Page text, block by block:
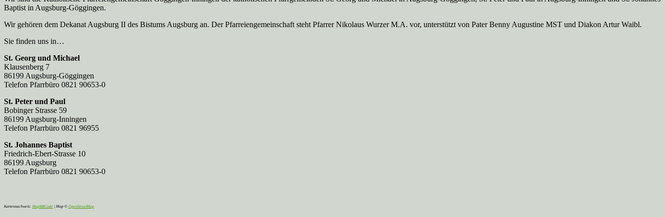
Baptist in Augsburg-Göggingen.
Wir gehören dem Dekanat Augsburg II des Bistums Augsburg an. Der Pfarreien­gemeinschaft steht Pfarrer Nikolaus Wurzer M.A. vor, unterstützt von Pater Benny Augustine MST und Diakon Artur Waibl.
Sie finden uns in…
St. Georg und Michael
Klausenberg 7
86199 Augsburg-Göggingen
Telefon Pfarrbüro 0821 90653-0
St. Peter und Paul
Bobinger Strasse 59
86199 Augsburg-Inningen
Telefon Pfarrbüro 0821 96955
St. Johannes Baptist
Friedrich-Ebert-Strasse 10
86199 Augsburg
Telefon Pfarrbüro 0821 90653-0
Kartennachweis: MapBBCode | Map © OpenStreetMap